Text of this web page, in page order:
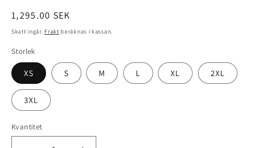
Ordinarie
pris
1,295.00 SEK
Skatt ingår. Frakt beräknas i kassan.
Storlek
XS S M L XL 2XL
3XL
Kvantitet